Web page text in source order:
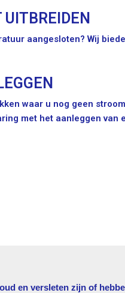
aangesloten? Wij
waar u nog geen
met het aanleggen van
en versleten zijn of